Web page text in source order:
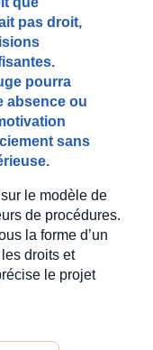
pas droit,
pourra
absence ou
sans
le modèle de
de procédures.
la forme d’un
droits et
le projet